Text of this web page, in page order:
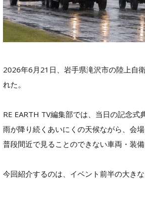
2026年6月21日、岩手県滝沢市の陸上自
れた。
RE EARTH TV編集部では、当日の記念式
雨が降り続くあいにくの天候ながら、会
普段間近で見ることのできない車両・装
今回紹介するのは、イベント前半の大き